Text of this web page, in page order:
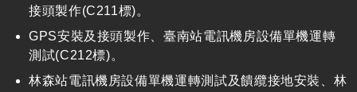
接頭製作(C211標)。
GPS安裝及接頭製作、臺南站電訊機房設備單機運轉
測試(C212標)。
林森站電訊機房設備單機運轉測試及饋纜接地安裝、林